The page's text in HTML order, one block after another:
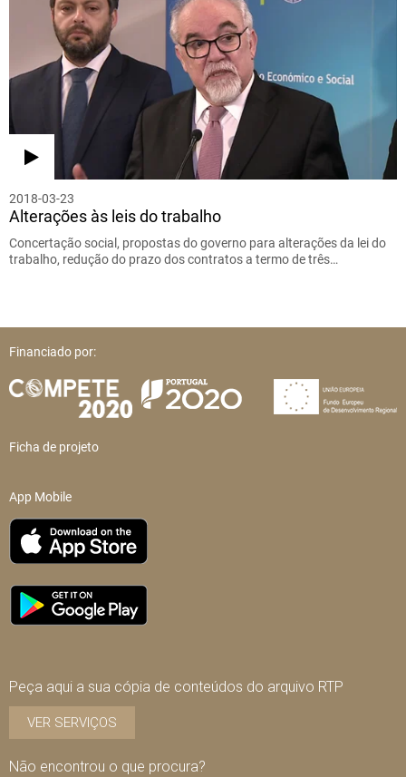
2018-03-23
Alterações às leis do trabalho
Concertação social, propostas do governo para alterações da lei do
trabalho, redução do prazo dos contratos a termo de três…
Financiado por:
Ficha de projeto
App Mobile
Peça aqui a sua cópia de conteúdos do arquivo RTP
VER SERVIÇOS
Não encontrou o que procura?